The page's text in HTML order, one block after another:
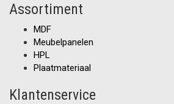
Assortiment
MDF
Meubelpanelen
HPL
Plaatmateriaal
Klantenservice